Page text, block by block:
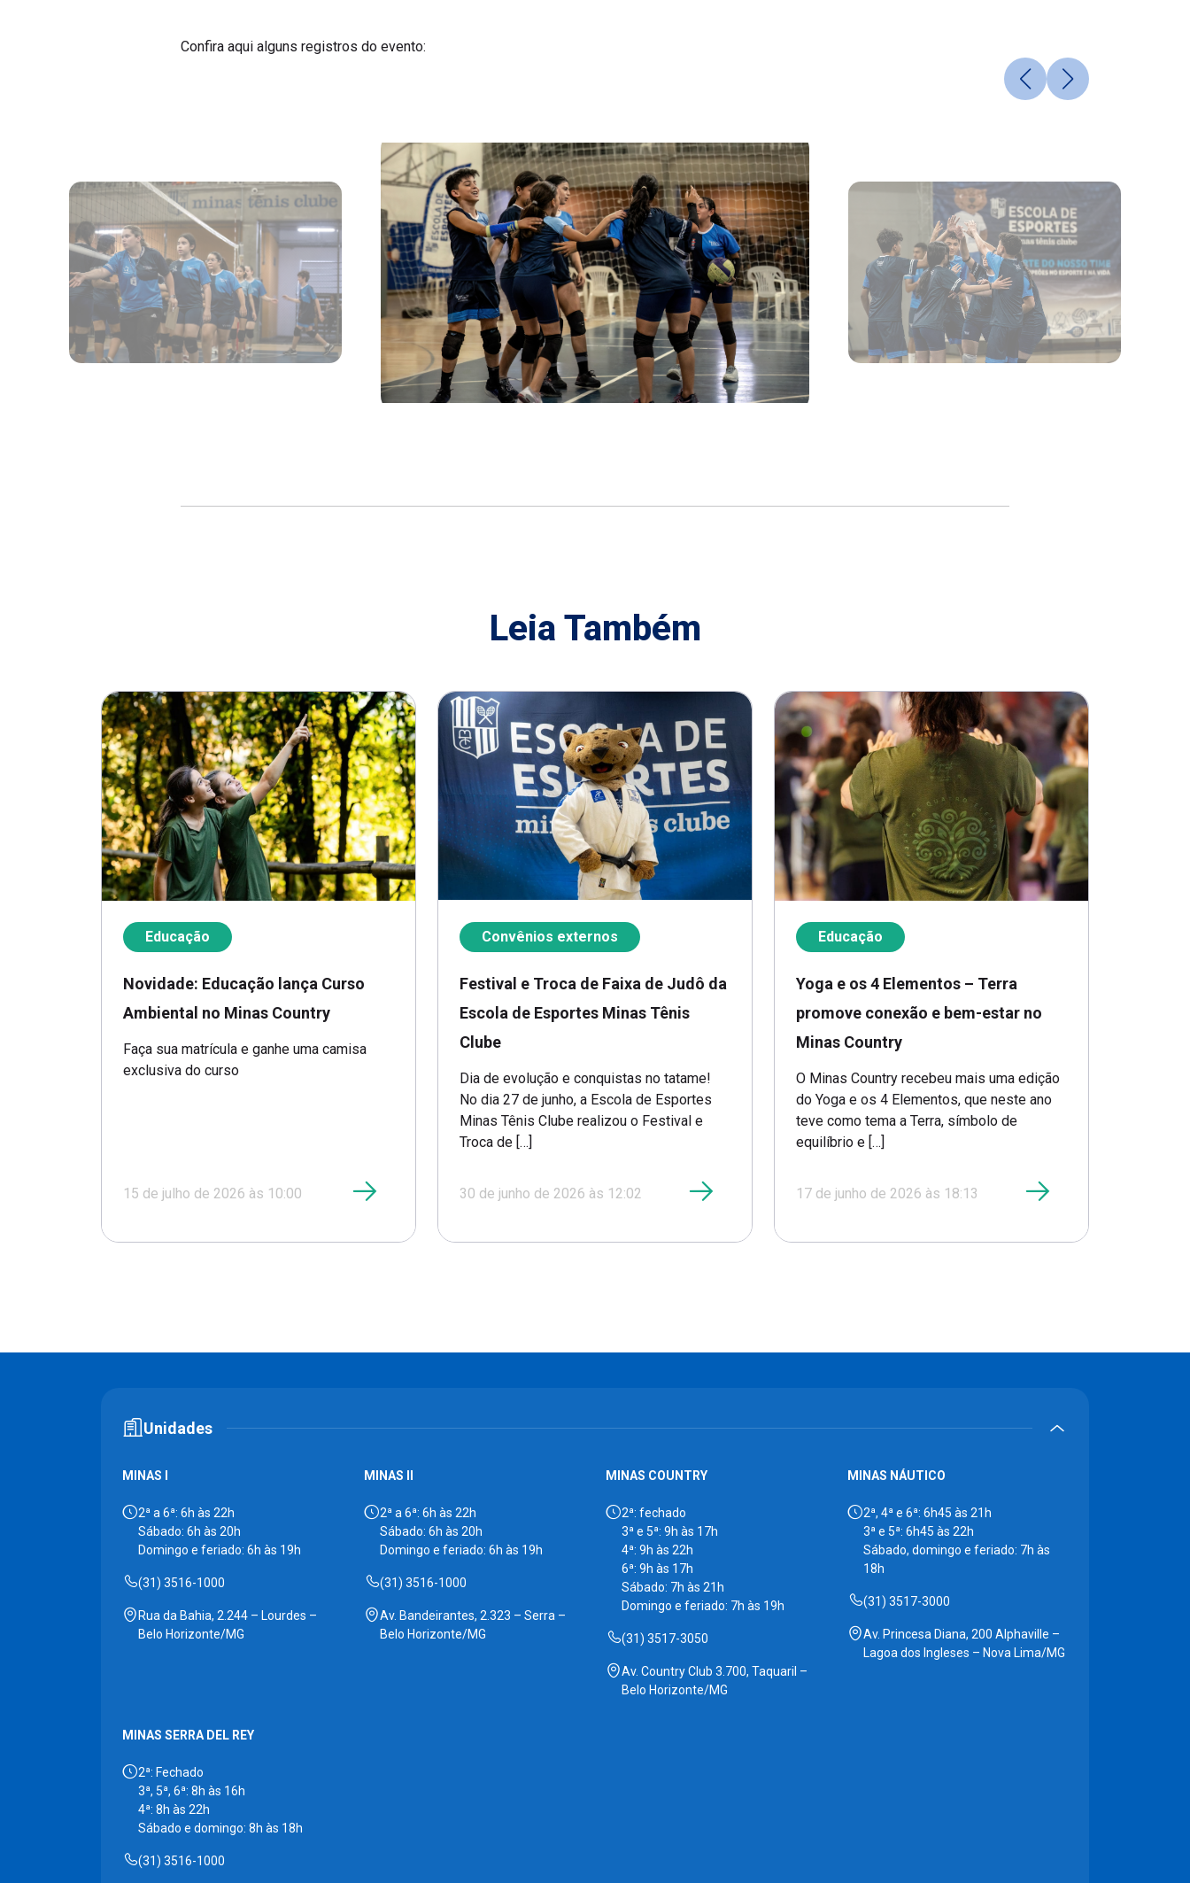
Confira aqui alguns registros do evento:
Leia Também
Educação
Novidade: Educação lança Curso
Ambiental no Minas Country
Faça sua matrícula e ganhe uma camisa
exclusiva do curso
15 de julho de 2026 às 10:00
Convênios externos
Festival e Troca de Faixa de Judô da
Escola de Esportes Minas Tênis
Clube
Dia de evolução e conquistas no tatame!
No dia 27 de junho, a Escola de Esportes
Minas Tênis Clube realizou o Festival e
Troca de […]
30 de junho de 2026 às 12:02
Educação
Yoga e os 4 Elementos – Terra
promove conexão e bem-estar no
Minas Country
O Minas Country recebeu mais uma edição
do Yoga e os 4 Elementos, que neste ano
teve como tema a Terra, símbolo de
equilíbrio e […]
17 de junho de 2026 às 18:13
Unidades
MINAS I
2ª a 6ª: 6h às 22h
Sábado: 6h às 20h
Domingo e feriado: 6h às 19h
(31) 3516-1000
Rua da Bahia, 2.244 – Lourdes –
Belo Horizonte/MG
MINAS II
2ª a 6ª: 6h às 22h
Sábado: 6h às 20h
Domingo e feriado: 6h às 19h
(31) 3516-1000
Av. Bandeirantes, 2.323 – Serra –
Belo Horizonte/MG
MINAS COUNTRY
2ª: fechado
3ª e 5ª: 9h às 17h
4ª: 9h às 22h
6ª: 9h às 17h
Sábado: 7h às 21h
Domingo e feriado: 7h às 19h
(31) 3517-3050
Av. Country Club 3.700, Taquaril –
Belo Horizonte/MG
MINAS NÁUTICO
2ª, 4ª e 6ª: 6h45 às 21h
3ª e 5ª: 6h45 às 22h
Sábado, domingo e feriado: 7h às
18h
(31) 3517-3000
Av. Princesa Diana, 200 Alphaville –
Lagoa dos Ingleses – Nova Lima/MG
MINAS SERRA DEL REY
2ª: Fechado
3ª, 5ª, 6ª: 8h às 16h
4ª: 8h às 22h
Sábado e domingo: 8h às 18h
(31) 3516-1000